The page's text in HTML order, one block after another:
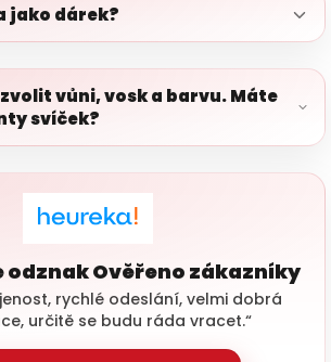
jako dárek?
vůni, vosk a barvu. Máte
svíček?
odznak Ověřeno zákazníky
rychlé odeslání, velmi dobrá
určitě se budu ráda vracet.“